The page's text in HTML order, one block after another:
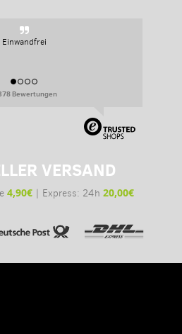
Einwandfrei
Bewertungen
VERSAND
4,90€| Express: 24h 20,00€